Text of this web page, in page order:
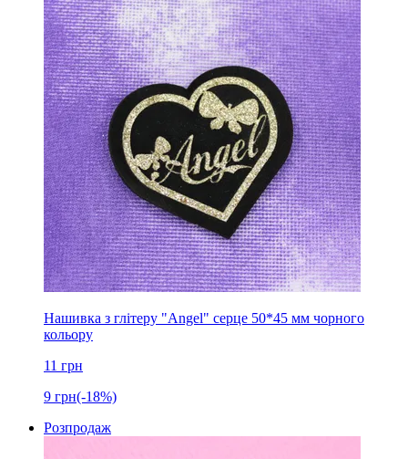
Нашивка з глітеру "Angel" серце 50*45 мм чорного
кольору
11 грн
9 грн(-18%)
Розпродаж